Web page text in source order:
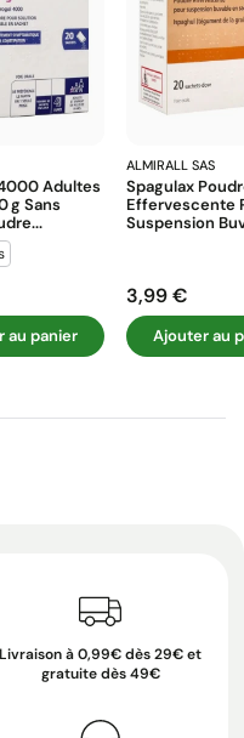
Adultes
G Sans
au panier
ALMIRALL SAS
Spagulax
Effervescente
Suspension
Prix
3,99 €
Ajouter au
Livraison à 0,99€ dès 29€ et
gratuite dès 49€